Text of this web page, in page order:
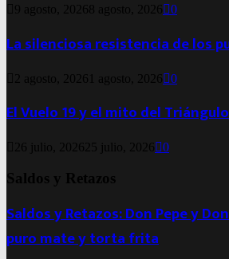
9 agosto, 20268 agosto, 2026 0
La silenciosa resistencia de los
2 agosto, 2026 1 agosto, 2026 0
El Vuelo 19 y el mito del
26 julio, 2026 25 julio, 2026 0
Saldos y Retazos
Saldos y Retazos: Don Pepe y
puro mate y torta frita